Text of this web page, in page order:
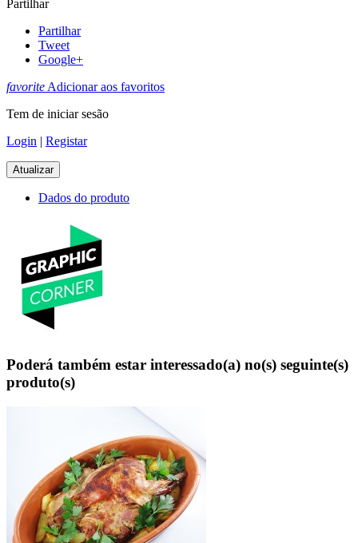
Partilhar
Partilhar
Tweet
Google+
favoriteAdicionar aos favoritos
Tem de iniciar sesão
Login | Registar
Dados do produto
Poderá também estar interessado(a) no(s) seguinte(s)
produto(s)